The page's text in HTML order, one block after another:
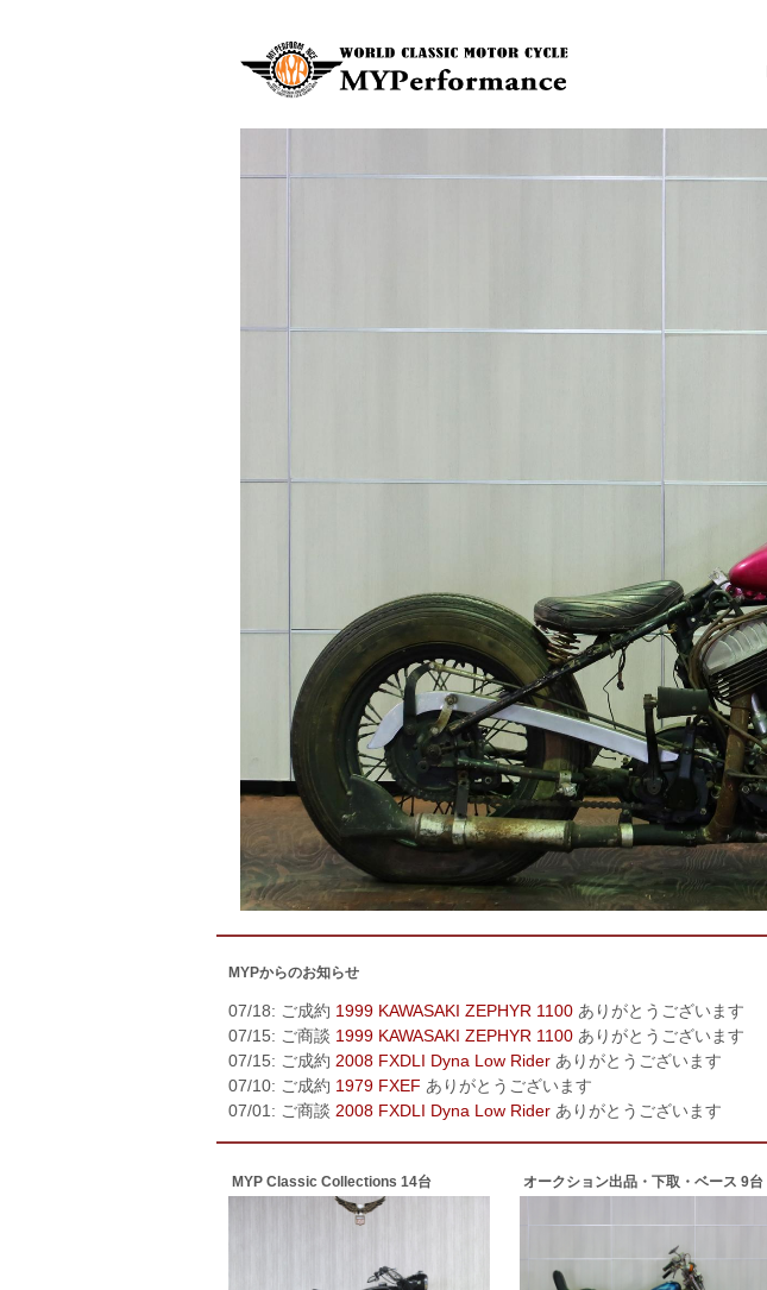
MYPからのお知らせ
07/18: ご成約 1999 KAWASAKI ZEPHYR 1100 ありがとうございます
07/15: ご商談 1999 KAWASAKI ZEPHYR 1100 ありがとうございます
07/15: ご成約 2008 FXDLI Dyna Low Rider ありがとうございます
07/10: ご成約 1979 FXEF ありがとうございます
07/01: ご商談 2008 FXDLI Dyna Low Rider ありがとうございます
MYP Classic Collections 14台 オークション出品・下取・ベース 9台